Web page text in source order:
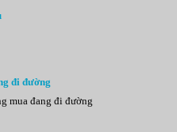
đi đường
mua đang đi đường